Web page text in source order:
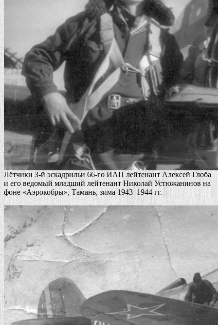
Лётчики 3-й эскадрильи 66-го ИАП лейтенант Алексей Глоба
и его ведомый младший лейтенант Николай Устюжанинов на
фоне «Аэрокобры», Тамань, зима 1943–1944 гг.